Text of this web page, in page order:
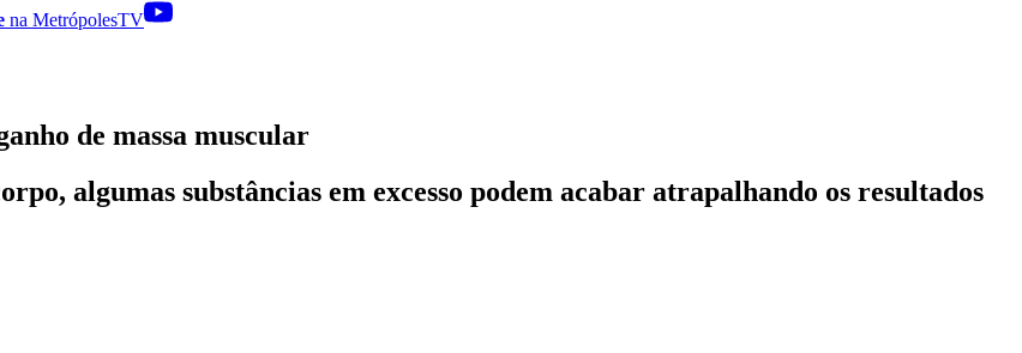
na MetrópolesTV
de massa muscular
algumas substâncias em excesso podem acabar atrapalhando os resultados